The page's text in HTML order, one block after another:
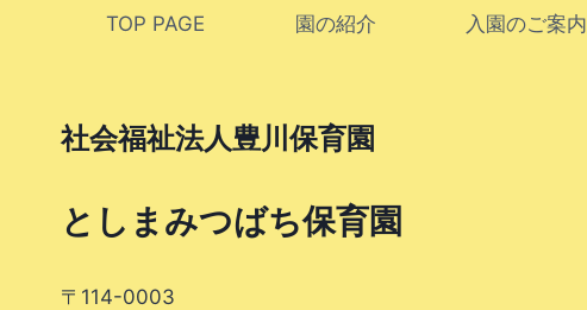
TOP PAGE 園の紹介 入園のご案内
社会福祉法人豊川保育園
としまみつばち保育園
〒114-0003